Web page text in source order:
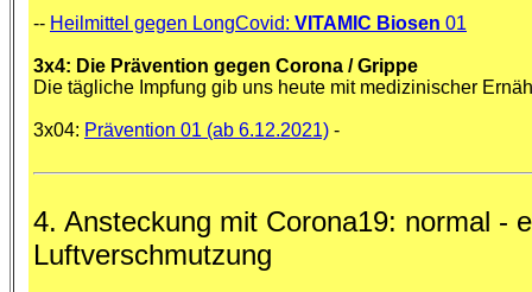
-- Heilmittel gegen LongCovid: VITAMIC Biosen 01
3x4: Die Prävention gegen Corona / Grippe
Die tägliche Impfung gib uns heute mit medizinischer
3x04: Prävention 01 (ab 6.12.2021) -
4. Ansteckung mit Corona19: normal -
Luftverschmutzung